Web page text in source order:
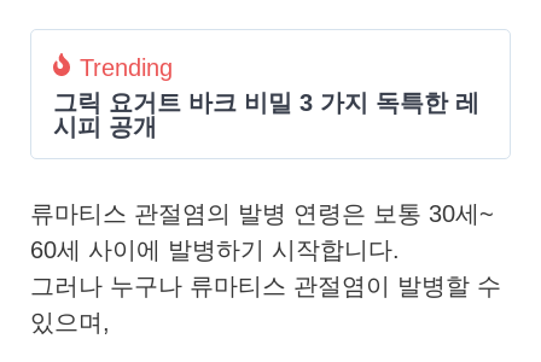
Trending
그릭 요거트 바크 비밀 3 가지 독특한 레
시피 공개
류마티스 관절염의 발병 연령은 보통 30세~
60세 사이에 발병하기 시작합니다.
그러나 누구나 류마티스 관절염이 발병할 수
있으며,